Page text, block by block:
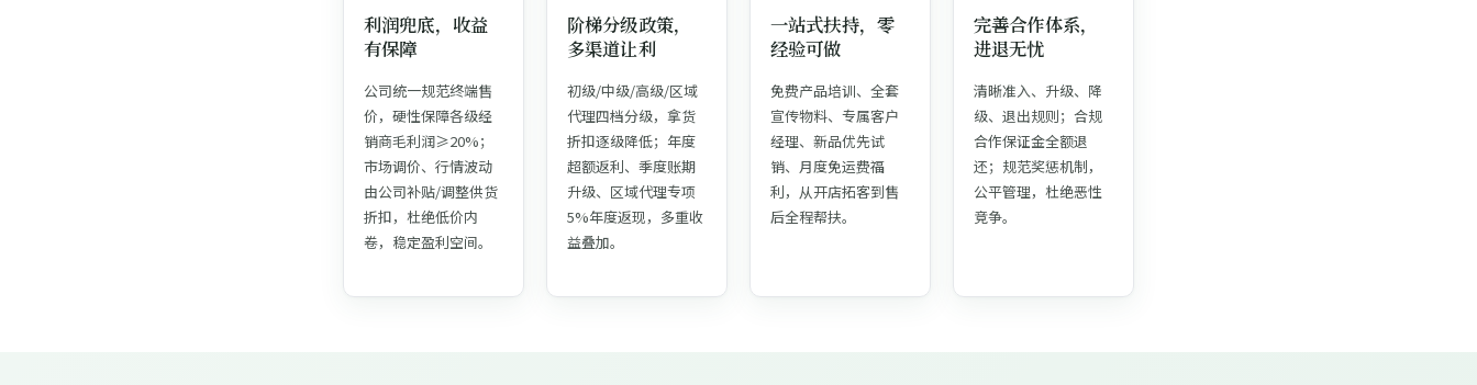
利润兜底，收益
有保障
公司统一规范终端售
价，硬性保障各级经
销商毛利润≥20%；
市场调价、行情波动
由公司补贴/调整供货
折扣，杜绝低价内
卷，稳定盈利空间。
阶梯分级政策，
多渠道让利
初级/中级/高级/区域
代理四档分级，拿货
折扣逐级降低；年度
超额返利、季度账期
升级、区域代理专项
5%年度返现，多重收
益叠加。
一站式扶持，零
经验可做
免费产品培训、全套
宣传物料、专属客户
经理、新品优先试
销、月度免运费福
利，从开店拓客到售
后全程帮扶。
完善合作体系，
进退无忧
清晰准入、升级、降
级、退出规则；合规
合作保证金全额退
还；规范奖惩机制，
公平管理，杜绝恶性
竞争。